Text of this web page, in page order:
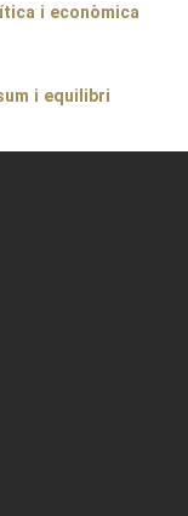
i econòmica
i equilibri